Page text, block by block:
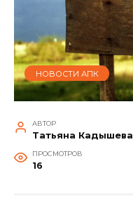
НОВОСТИ АПК
АВТОР
Татьяна Кадышева
ПРОСМОТРОВ
16